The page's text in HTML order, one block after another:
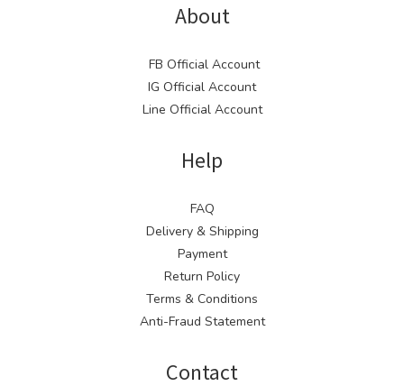
About
FB Official Account
IG Official Account
Line Official Account
Help
FAQ
Delivery & Shipping
Payment
Return Policy
Terms & Conditions
Anti-Fraud Statement
Contact